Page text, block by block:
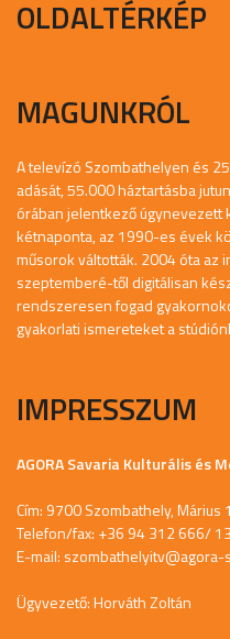
OLDALTÉRKÉP
MAGUNKRÓL
A televízó Szombathelyen és
adását, 55.000 háztartásba
órában jelentkező úgynevezett
kétnaponta, az 1990-es évek
műsorok váltották. 2004 óta az
szeptemberé-től digitálisan
rendszeresen fogad
gyakorlati ismereteket a
IMPRESSZUM
AGORA Savaria Kulturális és
Cím: 9700 Szombathely, Márius
Telefon/fax: +36 94 312 666/
E-mail: szombathelyitv@agora-
Ügyvezető: Horváth Zoltán